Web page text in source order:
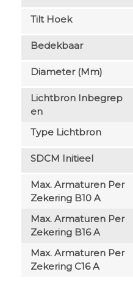
Tilt Hoek
Bedekbaar
Diameter (mm)
Lichtbron Inbegrep
En
Type Lichtbron
SDCM Initieel
Max. Armaturen Per
Zekering B10 A
Max. Armaturen Per
Zekering B16 A
Max. Armaturen Per
Zekering C16 A